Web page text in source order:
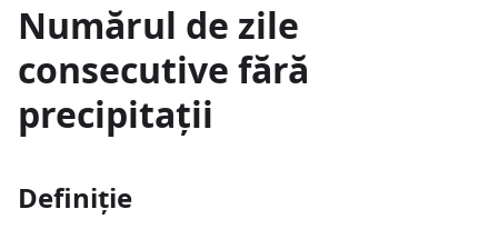
Numărul de zile
consecutive fără
precipitații
Definiție